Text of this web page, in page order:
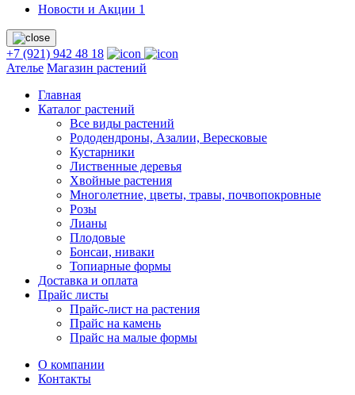
Новости и Акции 1
+7 (921) 942 48 18
Ателье Магазин растений
Главная
Каталог растений
Все виды растений
Рододендроны, Азалии, Вересковые
Кустарники
Лиственные деревья
Хвойные растения
Многолетние, цветы, травы, почвопокровные
Розы
Лианы
Плодовые
Бонсаи, ниваки
Топиарные формы
Доставка и оплата
Прайс листы
Прайс-лист на растения
Прайс на камень
Прайс на малые формы
О компании
Контакты